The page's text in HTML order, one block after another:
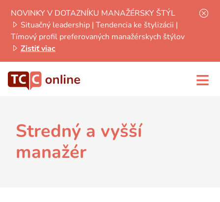
NOVINKY V DOTAZNÍKU MANAŽÉRSKY ŠTÝL
Situačný leadership | Tendencia ke štylizácii |
Tímový profil preferovaných manažérskych štýlov
Zistiť viac
≡
Stredný a vyšší
manažér